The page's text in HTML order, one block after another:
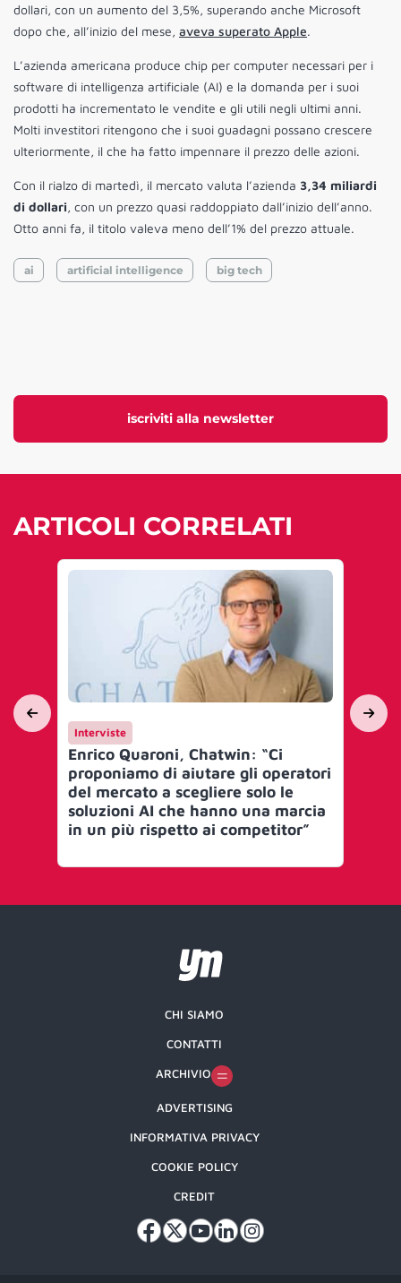
iscriviti alla newsletter
dollari, con un aumento del 3,5%, superando anche Microsoft
dopo che, all’inizio del mese, aveva superato Apple.
L’azienda americana produce chip per computer necessari per i
software di intelligenza artificiale (AI) e la domanda per i suoi
prodotti ha incrementato le vendite e gli utili negli ultimi anni.
Molti investitori ritengono che i suoi guadagni possano crescere
ulteriormente, il che ha fatto impennare il prezzo delle azioni.
Con il rialzo di martedì, il mercato valuta l’azienda 3,34 miliardi
di dollari, con un prezzo quasi raddoppiato dall’inizio dell’anno.
Otto anni fa, il titolo valeva meno dell’1% del prezzo attuale.
ai artificial intelligence big tech
ARTICOLI CORRELATI
Interviste
Enrico Quaroni, Chatwin: “Ci
proponiamo di aiutare gli operatori
del mercato a scegliere solo le
soluzioni AI che hanno una marcia
in un più rispetto ai competitor”
CHI SIAMO
CONTATTI
ARCHIVIO
ADVERTISING
INFORMATIVA PRIVACY
COOKIE POLICY
CREDIT